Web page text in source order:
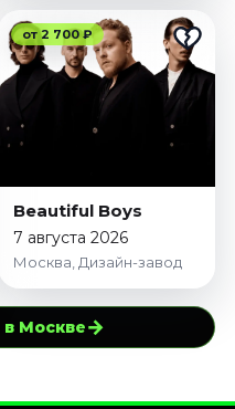
от 2 700 ₽
Beautiful Boys
7 августа 2026
Москва, Дизайн-завод
Москве→